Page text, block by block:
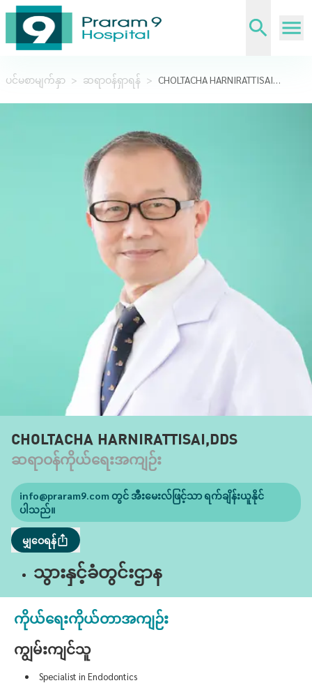
ပင်မစာမျက်နှာ > ဆရာဝန်ရှာရန် > CHOLTACHA HARNIRATTISAI,DDS
CHOLTACHA HARNIRATTISAI,DDS
ဆရာဝန်ကိုယ်ရေးအကျဉ်း
info@praram9.comတွင် အီးမေးလ်ဖြင့်သာ ရက်ချိန်းယူနိုင်
ပါသည်။
မျှဝေရန်
သွားနှင့်ခံတွင်းဌာန
ကိုယ်ရေးကိုယ်တာအကျဉ်း
ကျွမ်းကျင်သူ
Specialist in Endodontics